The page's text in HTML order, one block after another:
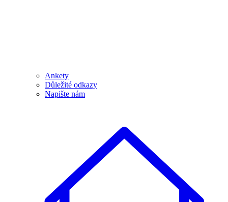
Ankety
Důležité odkazy
Napište nám